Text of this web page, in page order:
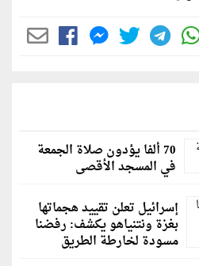
70 ألفا يؤدون صلاة الجمعة
في المسجد الأقصى
إسرائيل تعلن تقييد هجماتها
بغزة ونتنياهو يكشف: رفضنا
مسودة لخارطة الطريق